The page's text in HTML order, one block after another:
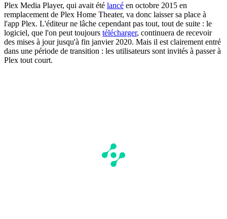
Plex Media Player, qui avait été lancé en octobre 2015 en
remplacement de Plex Home Theater, va donc laisser sa place à
l'app Plex. L'éditeur ne lâche cependant pas tout, tout de suite : le
logiciel, que l'on peut toujours télécharger, continuera de recevoir
des mises à jour jusqu'à fin janvier 2020. Mais il est clairement entré
dans une période de transition : les utilisateurs sont invités à passer à
Plex tout court.